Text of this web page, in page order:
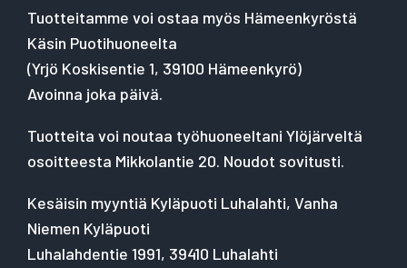
Tuotteitamme voi ostaa myös Hämeenkyröstä
Käsin Puotihuoneelta
(Yrjö Koskisentie 1, 39100 Hämeenkyrö)
Avoinna joka päivä.
Tuotteita voi noutaa työhuoneeltani Ylöjärveltä
osoitteesta Mikkolantie 20. Noudot sovitusti.
Kesäisin myyntiä Kyläpuoti Luhalahti, Vanha
Niemen Kyläpuoti
Luhalahdentie 1991, 39410 Luhalahti